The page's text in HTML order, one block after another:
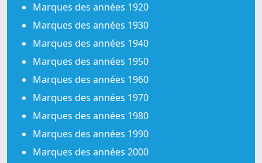
Marques des années 1920
Marques des années 1930
Marques des années 1940
Marques des années 1950
Marques des années 1960
Marques des années 1970
Marques des années 1980
Marques des années 1990
Marques des années 2000